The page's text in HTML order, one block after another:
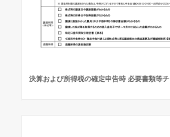
決算および所得税の確定申告時 必要書類等